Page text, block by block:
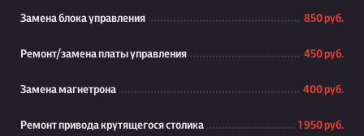
Замена блока управления 850 руб.
Ремонт/замена платы управления 450 руб.
Замена магнетрона 400 руб.
Ремонт привода крутящегося столика 1 950 руб.